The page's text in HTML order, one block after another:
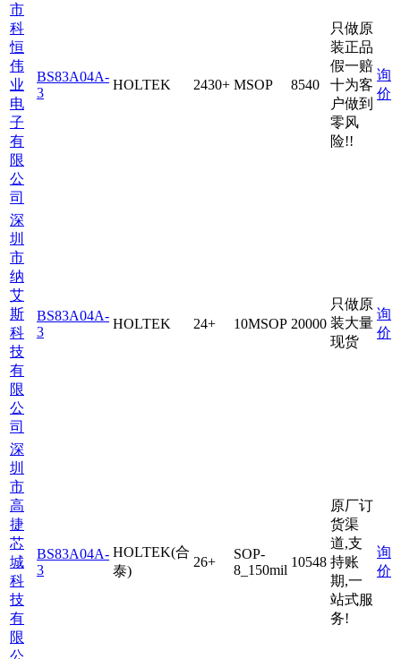
市
科
恒
伟
业
电
子
有
限
公
司
BS83A04A-
3
HOLTEK 2430+ MSOP 8540
只做原
装正品
假一赔
十为客
户做到
零风
险!!
询
价
深
圳
市
纳
艾
斯
科
技
有
限
公
司
BS83A04A-
3
HOLTEK 24+ 10MSOP 20000
只做原
装大量
现货
询
价
深
圳
市
高
捷
芯
城
科
技
有
限
BS83A04A-
3
HOLTEK(合
泰)
26+
SOP-
8_150mil
10548
原厂订
货渠
道,支
持账
期,一
站式服
务!
询
价